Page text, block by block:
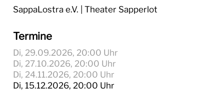
TOURISMUS
SappaLostra e.V. | Theater Sapperlot
Termine
Di, 29.09.2026, 20:00 Uhr
Di, 27.10.2026, 20:00 Uhr
Di, 24.11.2026, 20:00 Uhr
Di, 15.12.2026, 20:00 Uhr